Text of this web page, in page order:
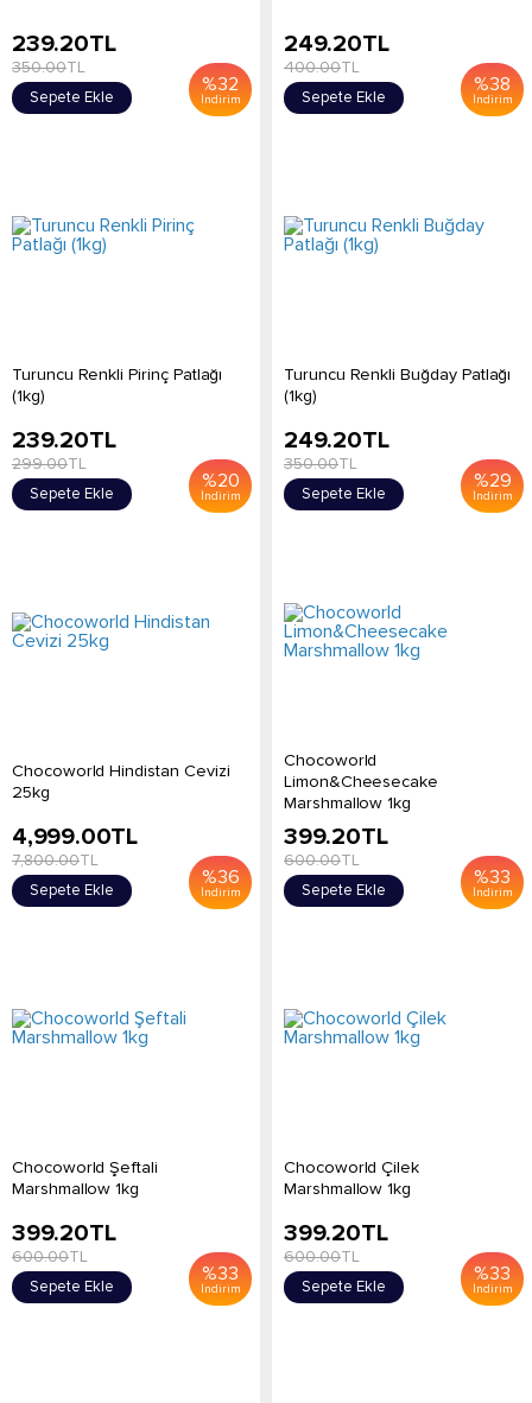
%32
İndirim
239.20TL
350.00TL
Sepete Ekle
%38
İndirim
249.20TL
400.00TL
Sepete Ekle
Turuncu Renkli Pirinç Patlağı
(1kg)
%20
İndirim
239.20TL
299.00TL
Sepete Ekle
Turuncu Renkli Buğday Patlağı
(1kg)
%29
İndirim
249.20TL
350.00TL
Sepete Ekle
Chocoworld Hindistan Cevizi
25kg
%36
İndirim
4,999.00TL
7,800.00TL
Sepete Ekle
Chocoworld
Limon&Cheesecake
Marshmallow 1kg
%33
İndirim
399.20TL
600.00TL
Sepete Ekle
Chocoworld Şeftali
Marshmallow 1kg
%33
İndirim
399.20TL
600.00TL
Sepete Ekle
Chocoworld Çilek
Marshmallow 1kg
%33
İndirim
399.20TL
600.00TL
Sepete Ekle